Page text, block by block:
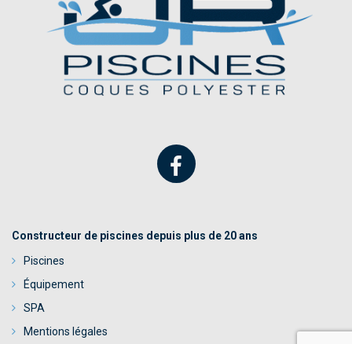
Constructeur de piscines depuis plus de 20 ans
Piscines
Équipement
SPA
Mentions légales